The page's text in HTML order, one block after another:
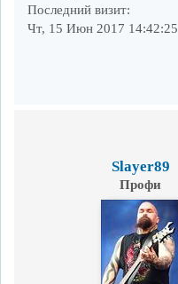
Последний визит:
Чт, 15 Июн 2017 14:42:25
Slayer89
Профи